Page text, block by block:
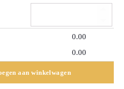
0.00
0.00
aan winkelwagen